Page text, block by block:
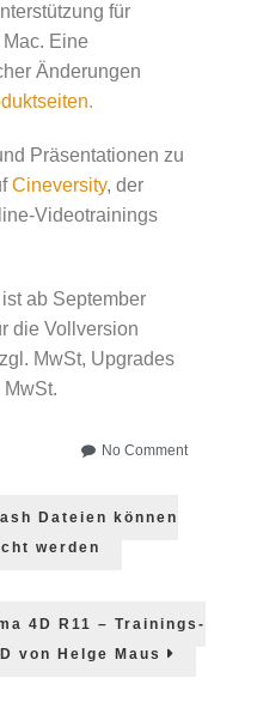
für
Eine
Änderungen
Präsentationen zu
Cineversity, der
Videotrainings
ab September
die Vollversion
MwSt, Upgrades
MwSt.
No Commenton
Dateien können
werden
4D R11 – Trainings-
von Helge Maus